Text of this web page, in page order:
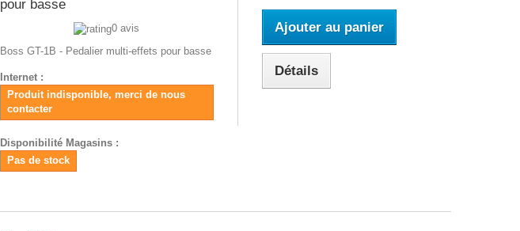
pour basse
0 avis
Boss GT-1B - Pedalier multi-effets pour basse
Internet :
Produit indisponible, merci de nous
contacter
Disponibilité Magasins :
Pas de stock
Ajouter au panier
Détails